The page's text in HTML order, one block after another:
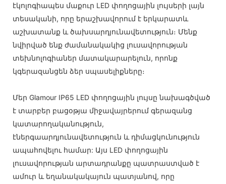
էկոլոգիապես մաքուր LED փողոցային լույսերի լայն
տեսականի, որը երաշխավորում է երկարատև
աշխատանք և ծախսարդյունավետություն։ Մենք
նվիրված ենք ժամանակակից լուսավորության
տեխնոլոգիաներ մատակարարելուն, որոնք
կգերազանցեն ձեր սպասելիքները։
Մեր Glamour IP65 LED փողոցային լույսը նախագծված
է տարբեր բացօթյա միջավայրերում գերազանց
կատարողականություն,
էներգաարդյունավետություն և դիմացկունություն
ապահովելու համար: Այս LED փողոցային
լուսավորության արտադրանքը պատրաստված է
ամուր և եղանակակայուն պատյանով, որը